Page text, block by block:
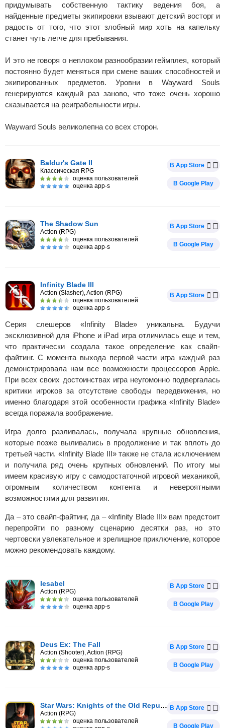
придумывать собственную тактику ведения боя, а
найденные предметы экипировки взывают детский восторг и
радость от того, что этот злобный мир хоть на капельку
станет чуть легче для пребывания.
И это не говоря о неплохом разнообразии геймплея, который
постоянно будет меняться при смене ваших способностей и
экипированных предметов. Уровни в Wayward Souls
генерируются каждый раз заново, что тоже очень хорошо
сказывается на реиграбельности игры.
Wayward Souls великолепна со всех сторон.
Baldur's Gate II
Классическая RPG
оценка пользователей
оценка app-s
В App Store
В Google Play
The Shadow Sun
Action (RPG)
оценка пользователей
оценка app-s
В App Store
В Google Play
Infinity Blade III
Action (Slasher), Action (RPG)
оценка пользователей
оценка app-s
В App Store
Серия слешеров «Infinity Blade» уникальна. Будучи
эксклюзивной для iPhone и iPad игра отличилась еще и тем,
что практически создала такое определение как свайп-
файтинг. С момента выхода первой части игра каждый раз
демонстрировала нам все возможности процессоров Apple.
При всех своих достоинствах игра неугомонно подвергалась
критики игроков за отсутствие свободы передвижения, но
именно благодаря этой особенности графика «Infinity Blade»
всегда поражала воображение.
Игра долго разливалась, получала крупные обновления,
которые позже выливались в продолжение и так вплоть до
третьей части. «Infinity Blade III» также не стала исключением
и получила ряд очень крупных обновлений. По итогу мы
имеем красивую игру с самодостаточной игровой механикой,
огромным количеством контента и невероятными
возможностями для развития.
Да – это свайп-файтинг, да – «Infinity Blade III» вам предстоит
перепройти по разному сценарию десятки раз, но это
чертовски увлекательное и зрелищное приключение, которое
можно рекомендовать каждому.
Iesabel
Action (RPG)
оценка пользователей
оценка app-s
В App Store
В Google Play
Deus Ex: The Fall
Action (Shooter), Action (RPG)
оценка пользователей
оценка app-s
В App Store
В Google Play
Star Wars: Knights of the Old Republic
Action (RPG)
оценка пользователей
В App Store
В Google Play